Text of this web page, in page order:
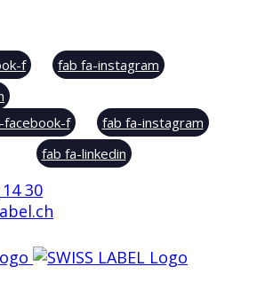
f
fab fa-instagram
facebook-f
fab fa-instagram
fab fa-linkedin
30